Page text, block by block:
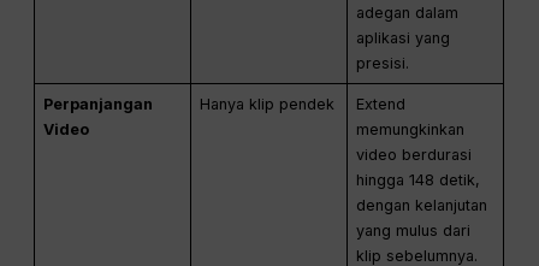
adegan dalam
aplikasi yang
presisi.
Perpanjangan
Video
Hanya klip pendek
Extend
memungkinkan
video berdurasi
hingga 148 detik,
dengan kelanjutan
yang mulus dari
klip sebelumnya.